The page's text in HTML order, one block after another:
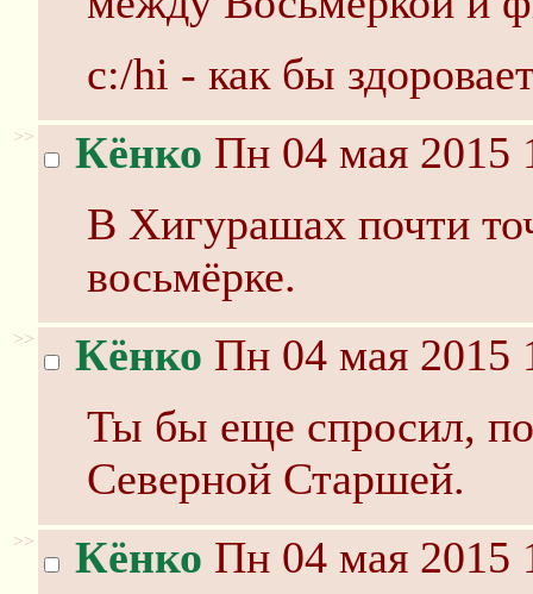
c:/hi - как бы
>> Кёнко Пн 04 мая 2015
В Хигурашах почти
восьмёрке.
>> Кёнко Пн 04 мая 2015
Ты бы еще спросил,
Северной Старшей.
>> Кёнко Пн 04 мая 2015